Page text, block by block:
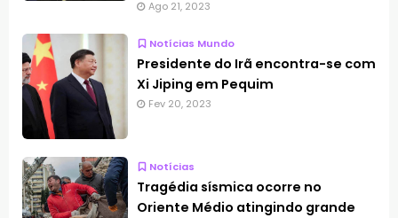
Ago 21, 2023
Notícias Mundo
Presidente do Irã encontra-se com
Xi Jiping em Pequim
Fev 20, 2023
Notícias
Tragédia sísmica ocorre no
Oriente Médio atingindo grande